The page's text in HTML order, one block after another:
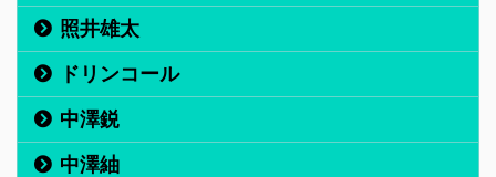
照井雄太
ドリンコール
中澤鋭
中澤紬